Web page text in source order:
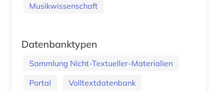
Musikwissenschaft
Datenbanktypen
Sammlung Nicht-Textueller-Materialien
Portal
Volltextdatenbank